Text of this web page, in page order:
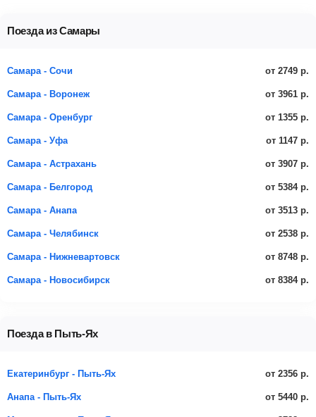
Поезда из Самары
Самара - Сочи от 2749 р.
Самара - Воронеж от 3961 р.
Самара - Оренбург от 1355 р.
Самара - Уфа от 1147 р.
Самара - Астрахань от 3907 р.
Самара - Белгород от 5384 р.
Самара - Анапа от 3513 р.
Самара - Челябинск от 2538 р.
Самара - Нижневартовск от 8748 р.
Самара - Новосибирск от 8384 р.
Поезда в Пыть-Ях
Екатеринбург - Пыть-Ях от 2356 р.
Анапа - Пыть-Ях от 5440 р.